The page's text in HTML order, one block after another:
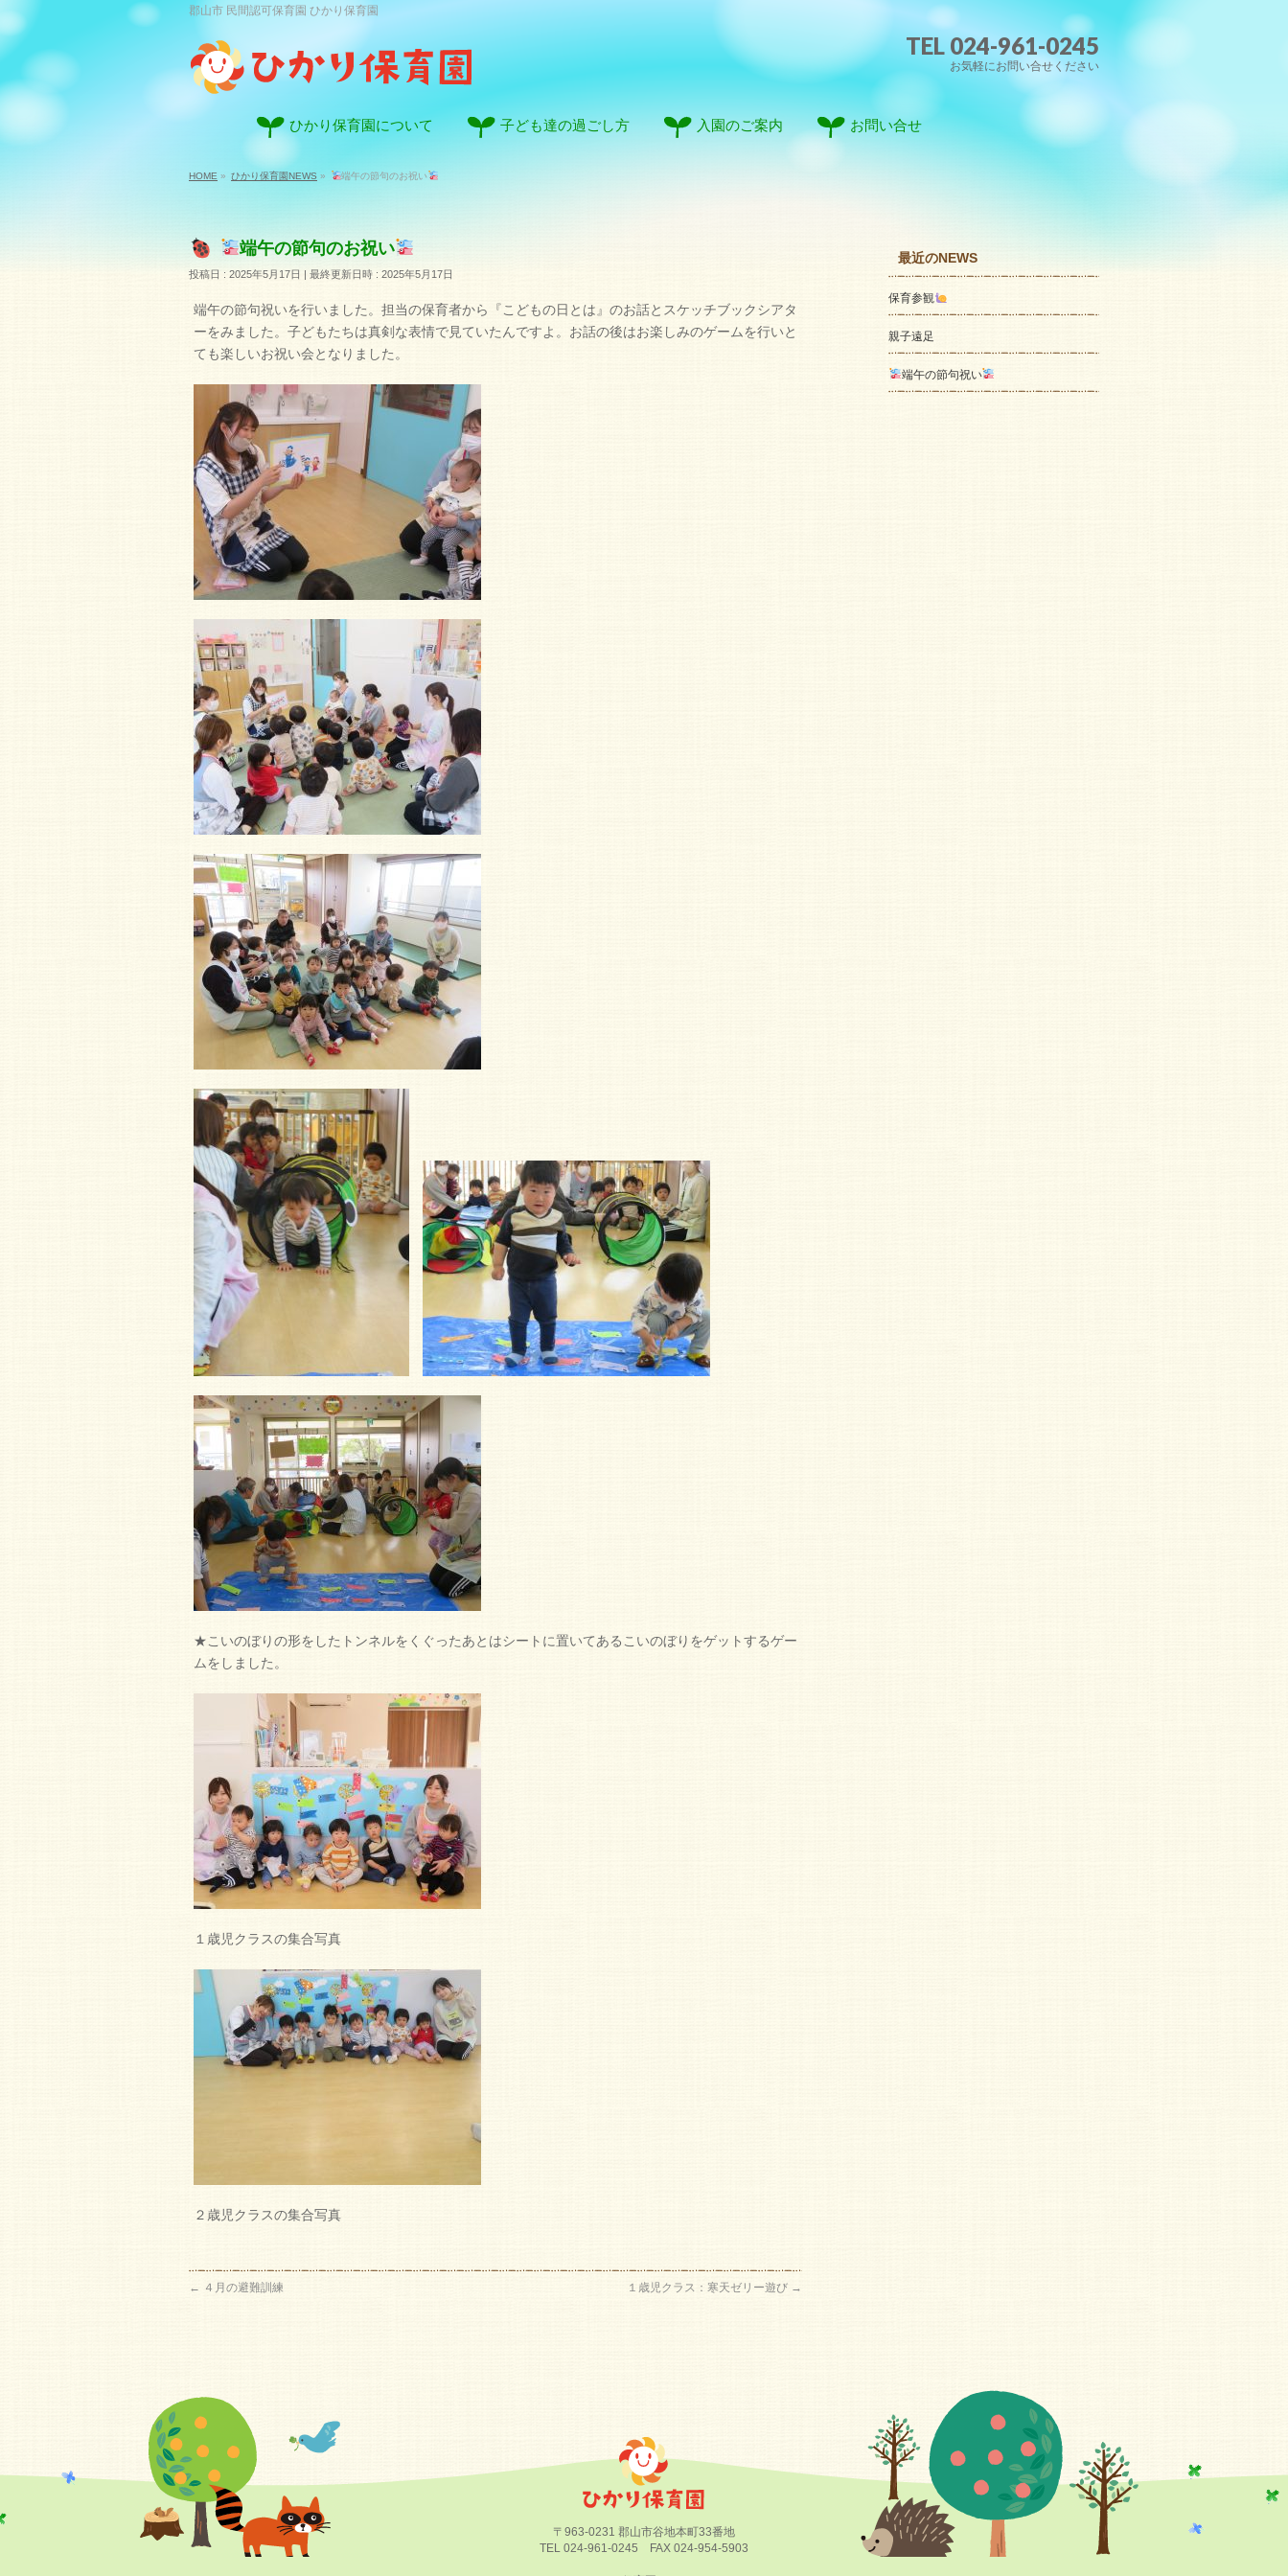
郡山市 民間認可保育園 ひかり保育園
TEL 024-961-0245
お気軽にお問い合せください
ひかり保育園について 子ども達の過ごし方 入園のご案内 お問い合せ
HOME » ひかり保育園NEWS » 端午の節句のお祝い
端午の節句のお祝い
投稿日 : 2025年5月17日 最終更新日時 : 2025年5月17日
端午の節句祝いを行いました。担当の保育者から『こどもの日とは』のお話とスケッチブックシアタ
ーをみました。子どもたちは真剣な表情で見ていたんですよ。お話の後はお楽しみのゲームを行いと
ても楽しいお祝い会となりました。
★こいのぼりの形をしたトンネルをくぐったあとはシートに置いてあるこいのぼりをゲットするゲー
ムをしました。
１歳児クラスの集合写真
２歳児クラスの集合写真
← ４月の避難訓練 １歳児クラス：寒天ゼリー遊び →
最近のNEWS
保育参観
親子遠足
端午の節句祝い
〒963-0231 郡山市谷地本町33番地
TEL 024-961-0245 FAX 024-954-5903